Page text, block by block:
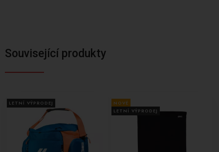
Související produkty
LETNÍ VÝPRODEJ
NOVÉ
LETNÍ VÝPRODEJ